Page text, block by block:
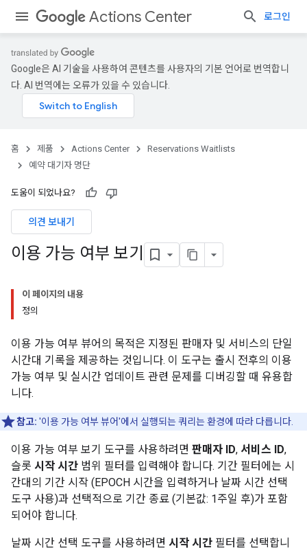
Actions Center 로그인
Google은 AI 기술을 사용하여 콘텐츠를 사용자의 기본 언어로 번역합니
다. AI 번역에는 오류가 있을 수 있습니다.
홈 제품 Actions Center
Reservations Waitlists
예약 대기자 명단
도움이 되었나요?
의견 보내기
이용 가능 여부 보기
이 페이지의 내용
정의
이용 가능 여부 뷰어의 목적은 지정된 판매자 및 서비스의 단일
시간대 기록을 제공하는 것입니다. 이 도구는 출시 전후의 이용
가능 여부 및 실시간 업데이트 관련 문제를 디버깅할 때 유용합
니다.
참고: '이용 가능 여부 뷰어'에서 실행되는 쿼리는 환경에 따라 다릅니다.
이용 가능 여부 보기 도구를 사용하려면 판매자 ID, 서비스 ID,
슬롯 시작 시간 범위 필터를 입력해야 합니다. 기간 필터에는 시
간대의 기간 시작 (EPOCH 시간을 입력하거나 날짜 시간 선택
도구 사용)과 선택적으로 기간 종료 (기본값: 1주일 후)가 포함
되어야 합니다.
날짜 시간 선택 도구를 사용하려면 시작 시간 필터를 선택합니